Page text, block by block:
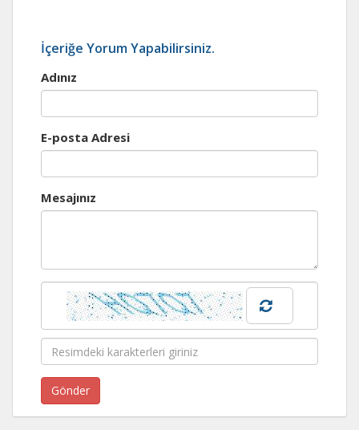
İçeriğe Yorum Yapabilirsiniz.
Adınız
E-posta Adresi
Mesajınız